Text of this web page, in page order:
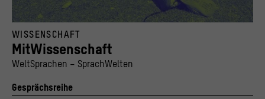
WISSENSCHAFT
MitWissenschaft
WeltSprachen – SprachWelten
Gesprächsreihe